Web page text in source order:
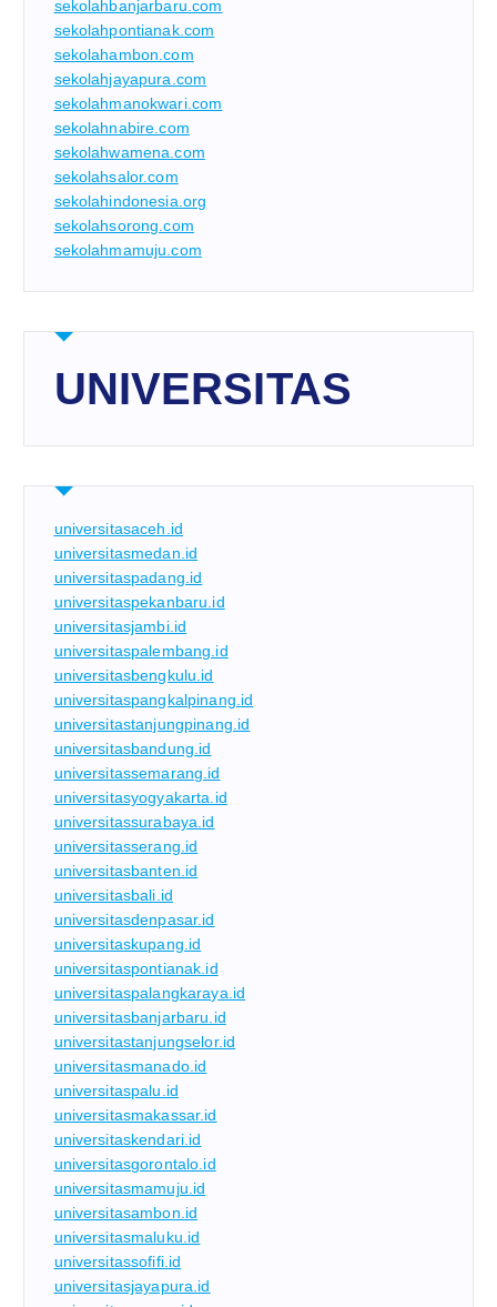
sekolahbanjarbaru.com
sekolahpontianak.com
sekolahambon.com
sekolahjayapura.com
sekolahmanokwari.com
sekolahnabire.com
sekolahwamena.com
sekolahsalor.com
sekolahindonesia.org
sekolahsorong.com
sekolahmamuju.com
UNIVERSITAS
universitasaceh.id
universitasmedan.id
universitaspadang.id
universitaspekanbaru.id
universitasjambi.id
universitaspalembang.id
universitasbengkulu.id
universitaspangkalpinang.id
universitastanjungpinang.id
universitasbandung.id
universitassemarang.id
universitasyogyakarta.id
universitassurabaya.id
universitasserang.id
universitasbanten.id
universitasbali.id
universitasdenpasar.id
universitaskupang.id
universitaspontianak.id
universitaspalangkaraya.id
universitasbanjarbaru.id
universitastanjungselor.id
universitasmanado.id
universitaspalu.id
universitasmakassar.id
universitaskendari.id
universitasgorontalo.id
universitasmamuju.id
universitasambon.id
universitasmaluku.id
universitassofifi.id
universitasjayapura.id